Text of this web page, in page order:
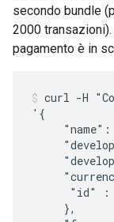
secondo bundle
2000
pagamento è in
curl -H
'{
"name":
"id" :
     },